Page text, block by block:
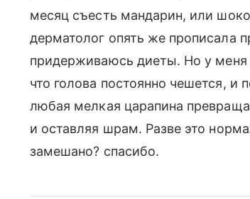
месяц съесть мандарин, или
дерматолог опять же прописала
придерживаюсь диеты. Но у
что голова постоянно чешется, и
любая мелкая царапина
и оставляя шрам. Разве это
замешано? спасибо.